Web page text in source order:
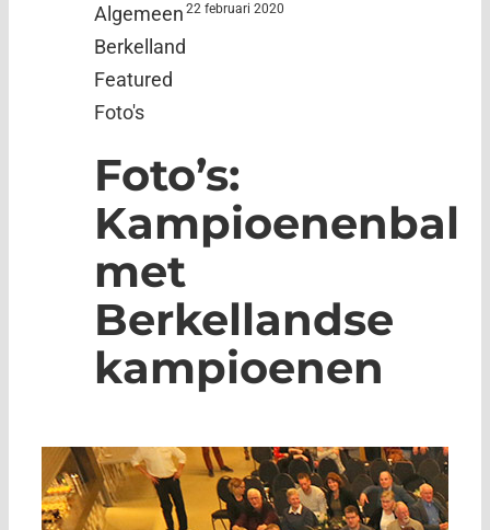
Algemeen
Berkelland
Featured
Foto's
22 februari 2020
Foto’s:
Kampioenenbal
met
Berkellandse
kampioenen